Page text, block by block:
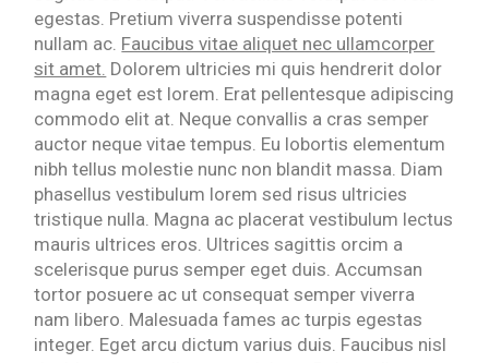
egestas. Pretium viverra suspendisse potenti
nullam ac. Faucibus vitae aliquet nec ullamcorper
sit amet. Dolorem ultricies mi quis hendrerit dolor
magna eget est lorem. Erat pellentesque adipiscing
commodo elit at. Neque convallis a cras semper
auctor neque vitae tempus. Eu lobortis elementum
nibh tellus molestie nunc non blandit massa. Diam
phasellus vestibulum lorem sed risus ultricies
tristique nulla. Magna ac placerat vestibulum lectus
mauris ultrices eros. Ultrices sagittis orcim a
scelerisque purus semper eget duis. Accumsan
tortor posuere ac ut consequat semper viverra
nam libero. Malesuada fames ac turpis egestas
integer. Eget arcu dictum varius duis. Faucibus nisl